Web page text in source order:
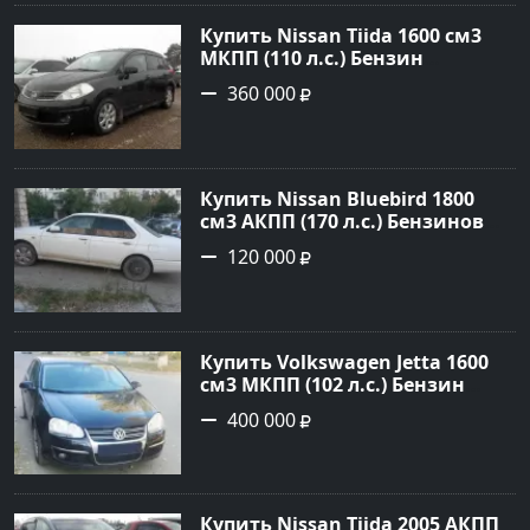
сайте Авторынок23
Купить Nissan Tiida 1600 см3
МКПП (110 л.с.) Бензин
инжектор в Армавир: цвет
черный Хетчбэк 2008 года по
Авторынок23
360 000
Купить Nissan Bluebird 1800
см3 АКПП (170 л.с.) Бензиновый
в Новороссийск: цвет Белый
Седан 1996 года по цене 120000
120 000
Купить Volkswagen Jetta 1600
см3 МКПП (102 л.с.) Бензин
инжектор в Краснодар: цвет
черный Седан 2010 года по
Авторынок23
400 000
Купить Nissan Tiida 2005 АКПП